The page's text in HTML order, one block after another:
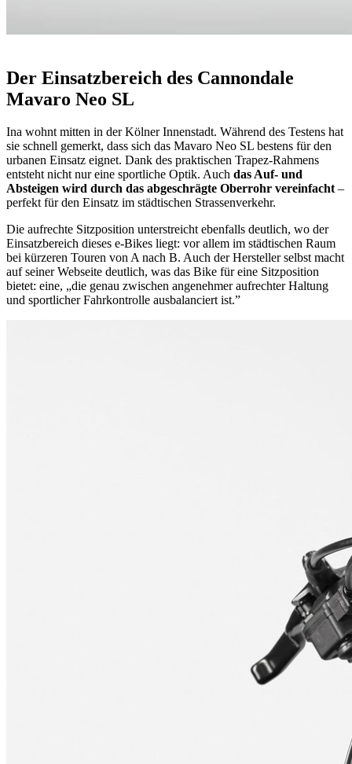
Der Einsatzbereich des Cannondale
Mavaro Neo SL
Ina wohnt mitten in der Kölner Innenstadt. Während des Testens hat
sie schnell gemerkt, dass sich das Mavaro Neo SL bestens für den
urbanen Einsatz eignet. Dank des praktischen Trapez-Rahmens
entsteht nicht nur eine sportliche Optik. Auch das Auf- und
Absteigen wird durch das abgeschrägte Oberrohr vereinfacht–
perfekt für den Einsatz im städtischen Strassenverkehr.
Die aufrechte Sitzposition unterstreicht ebenfalls deutlich, wo der
Einsatzbereich dieses e-Bikes liegt: vor allem im städtischen Raum
bei kürzeren Touren von A nach B. Auch der Hersteller selbst macht
auf seiner Webseite deutlich, was das Bike für eine Sitzposition
bietet: eine, „die genau zwischen angenehmer aufrechter Haltung
und sportlicher Fahrkontrolle ausbalanciert ist.”